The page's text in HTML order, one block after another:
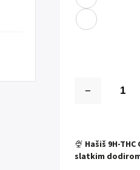
🍨 Hašiš 9H-
slatkim